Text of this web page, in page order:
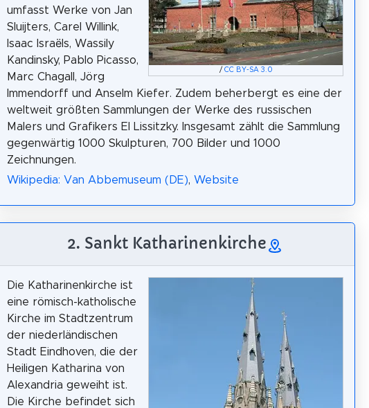
/ CC BY-SA 3.0
umfasst Werke von Jan
Sluijters, Carel Willink,
Isaac Israëls, Wassily
Kandinsky, Pablo Picasso,
Marc Chagall, Jörg
Immendorff und Anselm Kiefer. Zudem beherbergt es eine der
weltweit größten Sammlungen der Werke des russischen
Malers und Grafikers El Lissitzky. Insgesamt zählt die Sammlung
gegenwärtig 1000 Skulpturen, 700 Bilder und 1000
Zeichnungen.
Wikipedia: Van Abbemuseum (DE), Website
2. Sankt Katharinenkirche
Die Katharinenkirche ist
eine römisch-katholische
Kirche im Stadtzentrum
der niederländischen
Stadt Eindhoven, die der
Heiligen Katharina von
Alexandria geweiht ist.
Die Kirche befindet sich